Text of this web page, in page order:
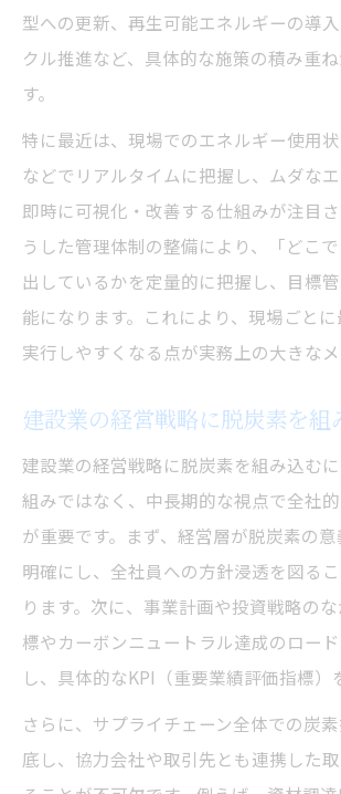
型への更新、再生可能エネルギーの導
クル推進など、具体的な施策の積み重
す。
特に最近は、現場でのエネルギー使用
などでリアルタイムに把握し、ムダな
即時に可視化・改善する仕組みが注目
うした管理体制の整備により、「どこ
出しているかを定量的に把握し、目標
能になります。これにより、現場ごと
実行しやすくなる点が実務上の大きなメ
建設業の経営戦略に脱炭素を組
建設業の経営戦略に脱炭素を組み込む
組みではなく、中長期的な視点で全社
が重要です。まず、経営層が脱炭素の
明確にし、全社員への方針浸透を図る
ります。次に、事業計画や投資戦略のな
標やカーボンニュートラル達成のロー
し、具体的なKPI（重要業績評価指標）
さらに、サプライチェーン全体での炭
底し、協力会社や取引先とも連携した